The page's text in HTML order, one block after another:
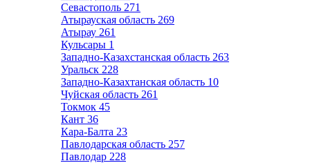
Севастополь 271
Атырауская область 269
Атырау 261
Кульсары 1
Западно-Казахстанская область 263
Уральск 228
Западно-Казахтанская область 10
Чуйская область 261
Токмок 45
Кант 36
Кара-Балта 23
Павлодарская область 257
Павлодар 228